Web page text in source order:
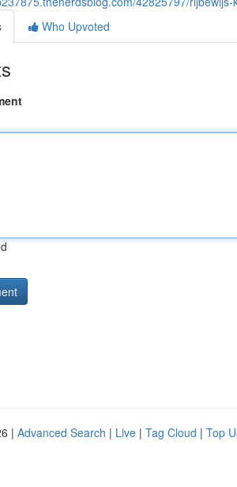
Who Upvoted
| Advanced Search | Live | Tag Cloud | Top